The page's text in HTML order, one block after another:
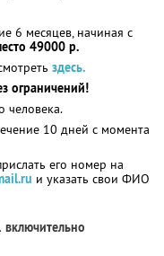
6 месяцев, начиная с
49000 р.
здесь.
ограничений!
человека.
10 дней с момента
его номер на
и указать свои ФИО